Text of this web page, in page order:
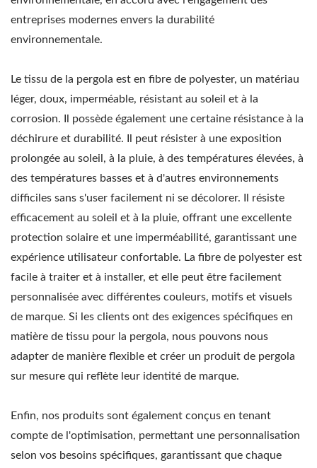
entreprises modernes envers la durabilité
environnementale.
Le tissu de la pergola est en fibre de polyester, un matériau
léger, doux, imperméable, résistant au soleil et à la
corrosion. Il possède également une certaine résistance à la
déchirure et durabilité. Il peut résister à une exposition
prolongée au soleil, à la pluie, à des températures élevées, à
des températures basses et à d'autres environnements
difficiles sans s'user facilement ni se décolorer. Il résiste
efficacement au soleil et à la pluie, offrant une excellente
protection solaire et une imperméabilité, garantissant une
expérience utilisateur confortable. La fibre de polyester est
facile à traiter et à installer, et elle peut être facilement
personnalisée avec différentes couleurs, motifs et visuels
de marque. Si les clients ont des exigences spécifiques en
matière de tissu pour la pergola, nous pouvons nous
adapter de manière flexible et créer un produit de pergola
sur mesure qui reflète leur identité de marque.
Enfin, nos produits sont également conçus en tenant
compte de l'optimisation, permettant une personnalisation
selon vos besoins spécifiques, garantissant que chaque